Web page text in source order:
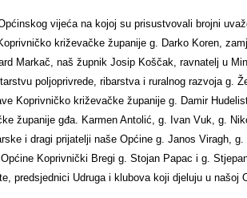
vijeća na kojoj su prisustvovali brojni
križevačke županije g. Darko Koren,
Markač, naš župnik Josip Koščak, ravnatelj u
poljoprivrede, ribarstva i ruralnog razvoja
Koprivničko križevačke županije g. Damir
županije gđa. Karmen Antolić, g. Ivan Vuk, g.
i dragi prijatelji naše Općine g. Janos Viragh,
Koprivnički Bregi g. Stojan Papac i g.
predsjednici Udruga i klubova koji djeluju u